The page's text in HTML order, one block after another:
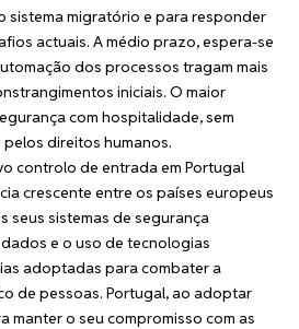
sistema migratório e para responder
actuais. A médio prazo, espera-se
dos processos tragam mais
iniciais. O maior
com hospitalidade, sem
direitos humanos.
controlo de entrada em Portugal
crescente entre os países europeus
seus sistemas de segurança
e o uso de tecnologias
adoptadas para combater a
de pessoas. Portugal, ao adoptar
manter o seu compromisso com as